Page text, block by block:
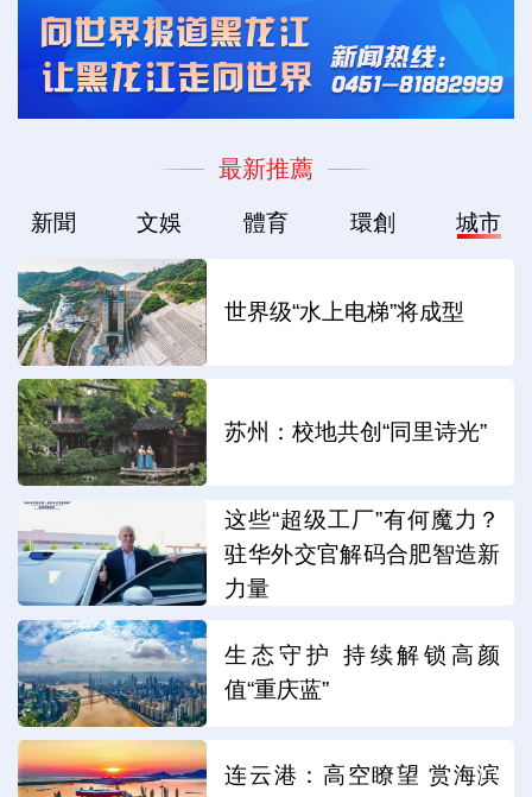
最新推薦
新聞 文娛 體育 環創 城市
世界级“水上电梯”将成型
苏州：校地共创“同里诗光”
这些“超级工厂”有何魔力？
驻华外交官解码合肥智造新
力量
生态守护 持续解锁高颜
值“重庆蓝”
连云港：高空瞭望 赏海滨